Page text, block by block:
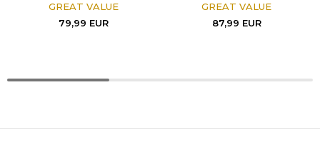
GREAT VALUE
79,99 EUR
GREAT VALUE
87,99 EUR